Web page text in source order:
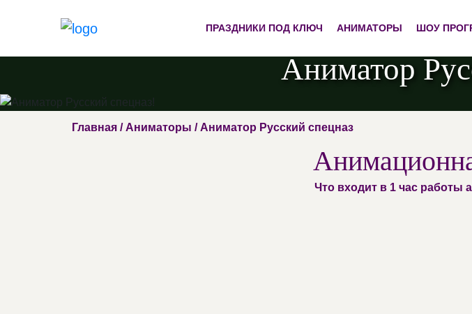
ПРАЗДНИКИ ПОД КЛЮЧ АНИМАТОРЫ ШОУ
Аниматор
Главная /Аниматоры / Аниматор Русский спецназ
Что входит в 1 час работы